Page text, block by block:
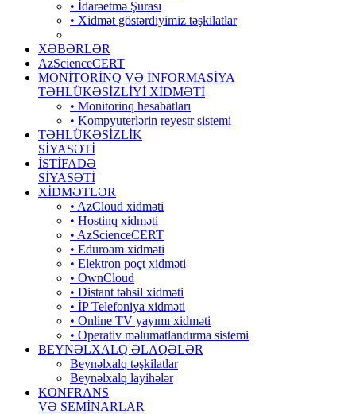
• İdarəetmə Şurası
• Xidmət göstərdiyimiz təşkilatlar
XƏBƏRLƏR
AzScienceCERT
MONİTORİNQ VƏ İNFORMASİYA
TƏHLÜKƏSİZLİYİ XİDMƏTİ
• Monitorinq hesabatları
• Kompyuterlərin reyestr sistemi
TƏHLÜKƏSİZLİK
SİYASƏTİ
İSTİFADƏ
SİYASƏTİ
XİDMƏTLƏR
• AzCloud xidməti
• Hostinq xidməti
• AzScienceCERT
• Eduroam xidməti
• Elektron poçt xidməti
• OwnCloud
• Distant təhsil xidməti
• İP Telefoniya xidməti
• Оnline TV yayımı xidməti
• Operativ məlumatlandırma sistemi
BEYNƏLXALQ ƏLAQƏLƏR
Beynəlxalq təşkilatlar
Beynəlxalq layihələr
KONFRANS
VƏ SEMİNARLAR